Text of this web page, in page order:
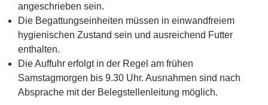
angeschrieben sein.
Die Begattungseinheiten müssen in einwandfreiem
hygienischen Zustand sein und ausreichend Futter
enthalten.
Die Auffuhr erfolgt in der Regel am frühen
Samstagmorgen bis 9.30 Uhr. Ausnahmen sind nach
Absprache mit der Belegstellenleitung möglich.